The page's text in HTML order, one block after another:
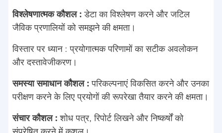
विश्लेषणात्मक कौशल :डेटा का विश्लेषण करने और जटिल
जैविक प्रणालियों को समझने की क्षमता।
विस्तार पर ध्यान : प्रयोगात्मक परिणामों का सटीक अवलोकन
और दस्तावेजीकरण।
समस्या समाधान कौशल :परिकल्पनाएं विकसित करने और उनका
परीक्षण करने के लिए प्रयोगों की रूपरेखा तैयार करने की क्षमता।
संचार कौशल :शोध पत्र, रिपोर्ट लिखने और निष्कर्षों को